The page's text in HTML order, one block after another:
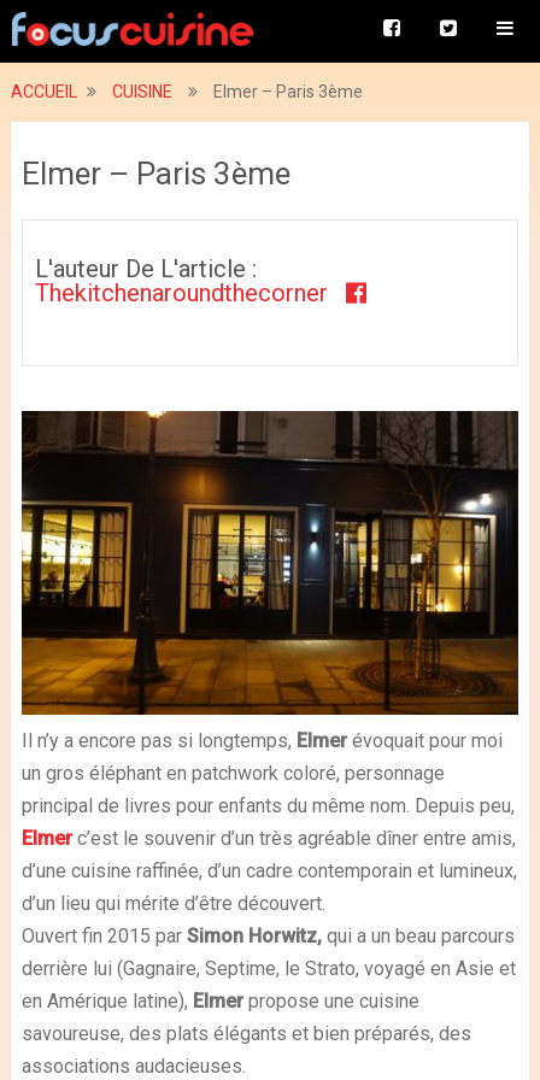
ACCUEIL CUISINE Elmer – Paris 3ème
Elmer – Paris 3ème
L'auteur De L'article :
Thekitchenaroundthecorner
Il n’y a encore pas si longtemps, Elmerévoquait pour moi
un gros éléphant en patchwork coloré, personnage
principal de livres pour enfants du même nom. Depuis peu,
Elmer c’est le souvenir d’un très agréable dîner entre amis,
d’une cuisine raffinée, d’un cadre contemporain et lumineux,
d’un lieu qui mérite d’être découvert.
Ouvert fin 2015 par Simon Horwitz,qui a un beau parcours
derrière lui (Gagnaire, Septime, le Strato, voyagé en Asie et
en Amérique latine), Elmerpropose une cuisine
savoureuse, des plats élégants et bien préparés, des
associations audacieuses.